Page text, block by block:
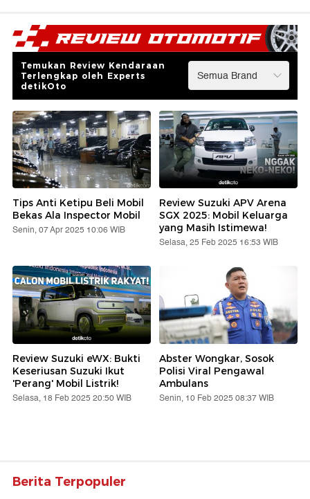
Temukan Review Kendaraan
Terlengkap oleh Experts
detikOto
Tips Anti Ketipu Beli Mobil
Bekas Ala Inspector Mobil
Senin, 07 Apr 2025 10:06 WIB
Review Suzuki APV Arena
SGX 2025: Mobil Keluarga
yang Masih Istimewa!
Selasa, 25 Feb 2025 16:53 WIB
Review Suzuki eWX: Bukti
Keseriusan Suzuki Ikut
'Perang' Mobil Listrik!
Selasa, 18 Feb 2025 20:50 WIB
Abster Wongkar, Sosok
Polisi Viral Pengawal
Ambulans
Senin, 10 Feb 2025 08:37 WIB
Berita Terpopuler